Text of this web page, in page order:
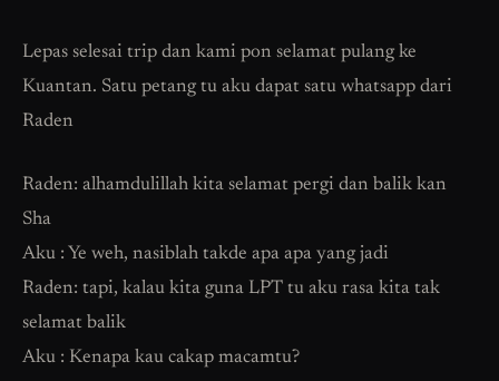
Lepas selesai trip dan kami pon selamat pulang ke
Kuantan. Satu petang tu aku dapat satu whatsapp dari
Raden
Raden: alhamdulillah kita selamat pergi dan balik kan
Sha
Aku : Ye weh, nasiblah takde apa apa yang jadi
Raden: tapi, kalau kita guna LPT tu aku rasa kita tak
selamat balik
Aku : Kenapa kau cakap macamtu?